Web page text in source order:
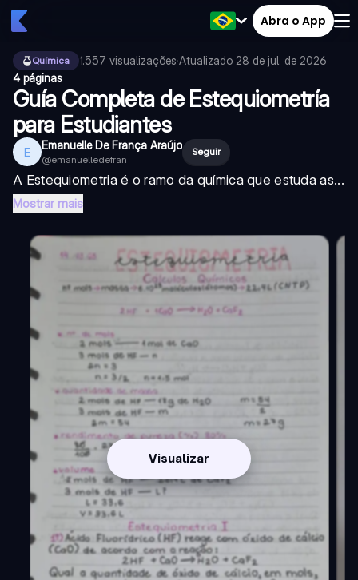
Abra o App
Química 1.557 visualizações·Atualizado 28 de jul. de 2026·
4 páginas
Guía Completa de Estequiometría
para Estudiantes
E Emanuelle De França Araújo
@emanuelledefran
Seguir
A Estequiometria é o ramo da química que estuda as...
Mostrar mais
Visualizar